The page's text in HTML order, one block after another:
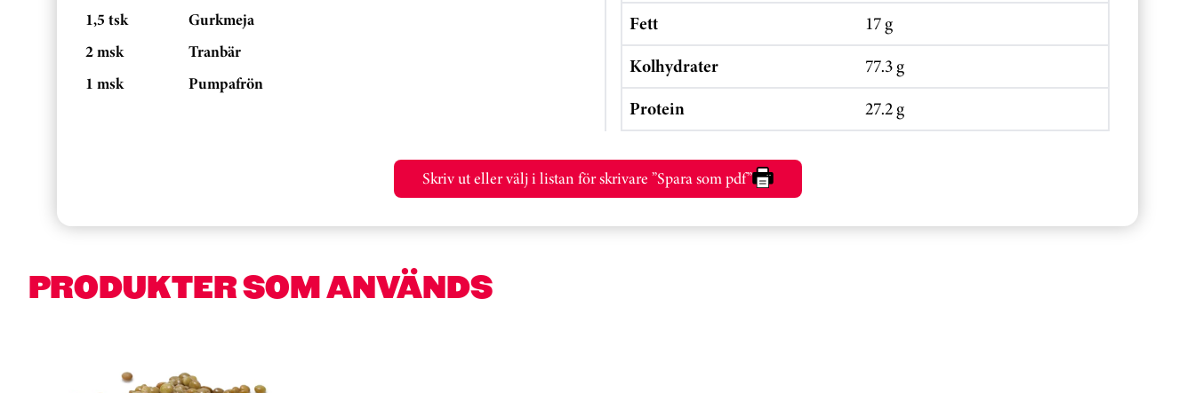
1,5 tsk
Gurkmeja
2 msk
Tranbär
1 msk
Pumpafrön
Fett
17 g
Kolhydrater
77.3 g
Protein
27.2 g
Skriv ut eller välj i listan för skrivare ”Spara som pdf”
PRODUKTER SOM ANVÄNDS